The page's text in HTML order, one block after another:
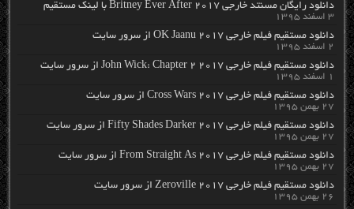
دانلود رایگان مسنتد خارجی Britney Ever After 2017 با لینک مستقیم
۳ اسفند ۱۳۹۵
دانلود مستقیم فیلم خارجی OK Jaanu 2017 از سرور سایت
۲ اسفند ۱۳۹۵
دانلود مستقیم فیلم خارجی John Wick: Chapter 2 2017 از سرور سایت
۱ اسفند ۱۳۹۵
دانلود مستقیم فیلم خارجی Cross Wars 2017 از سرور سایت
۲۷ بهمن ۱۳۹۵
دانلود مستقیم فیلم خارجی Fifty Shades Darker 2017 از سرور سایت
۲۷ بهمن ۱۳۹۵
دانلود مستقیم فیلم خارجی From Straight As 2017 از سرور سایت
۲۷ بهمن ۱۳۹۵
دانلود مستقیم فیلم خارجی Zeroville 2017 از سرور سایت
۲۶ بهمن ۱۳۹۵